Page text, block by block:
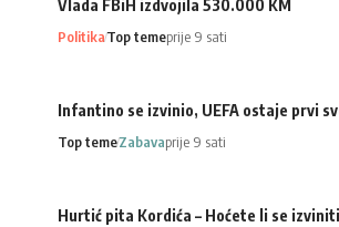
Vlada FBiH izdvojila 530.000 KM
PolitikaTop temeprije 9 sati
Infantino se izvinio, UEFA ostaje prvi
Top temeZabavaprije 9 sati
Hurtić pita Kordića – Hoćete li se